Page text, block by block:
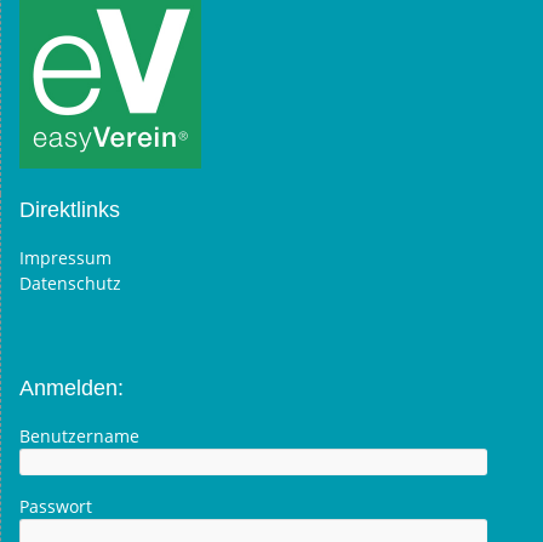
Direktlinks
Impressum
Datenschutz
Anmelden:
Benutzername
Passwort